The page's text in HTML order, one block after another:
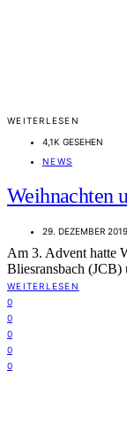
WEITERLESEN
4,1K GESEHEN
NEWS
Weihnachten
29. DEZEMBER 2019
Am 3. Advent hatte
Bliesransbach
WEITERLESEN
0
0
0
0
0